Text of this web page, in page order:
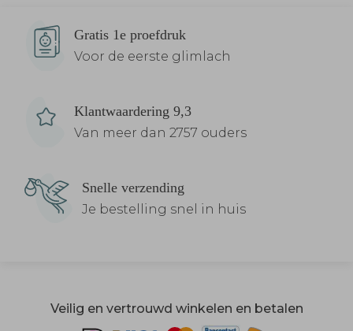
Gratis 1e proefdruk
Voor de eerste glimlach
Klantwaardering 9,3
Van meer dan 2757 ouders
Snelle verzending
Je bestelling snel in huis
Veilig en vertrouwd winkelen en betalen